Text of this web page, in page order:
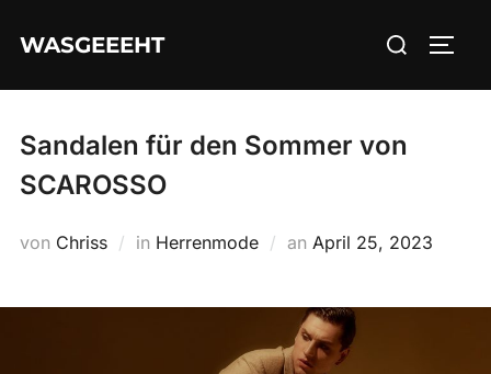
InhaltWASGEEEHT
Suchen
Sandalen für den Sommer von
SCAROSSO
von Chriss in Herrenmode an Veröffentlicht
April 25, 2023